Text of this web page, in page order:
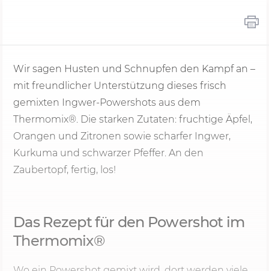
Wir sagen Husten und Schnupfen den Kampf an –
mit freundlicher Unterstützung dieses frisch
gemixten Ingwer-Powershots aus dem
Thermomix®. Die starken Zutaten: fruchtige Äpfel,
Orangen und Zitronen sowie scharfer Ingwer,
Kurkuma und schwarzer Pfeffer. An den
Zaubertopf, fertig, los!
Das Rezept für den Powershot im
Thermomix®